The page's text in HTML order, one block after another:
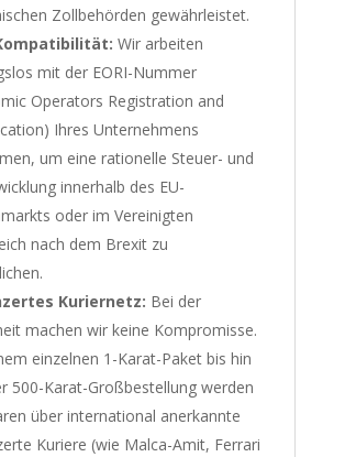
Zollbehörden gewährleistet.
Wir arbeiten
mit der EORI-Nummer
Operators Registration and
Ihres Unternehmens
um eine rationelle Steuer- und
innerhalb des EU-
oder im Vereinigten
nach dem Brexit zu
Kuriernetz: Bei der
machen wir keine Kompromisse.
einzelnen 1-Karat-Paket bis hin
500-Karat-Großbestellung werden
über international anerkannte
Kuriere (wie Malca-Amit, Ferrari